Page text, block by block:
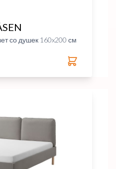
со душек 160x200 см